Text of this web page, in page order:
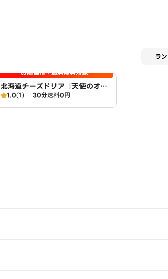
ラ
お店価格＋送料無料対象
北海道チーズドリア『天使のオー
ブン』浪岡店
1.0(1) 30分送料0円